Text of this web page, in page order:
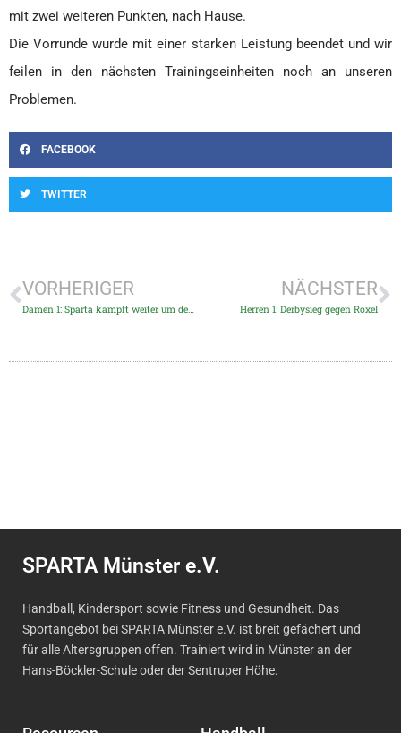
mit zwei weiteren Punkten, nach Hause.
Die Vorrunde wurde mit einer starken Leistung beendet und wir
feilen in den nächsten Trainingseinheiten noch an unseren
Problemen.
FACEBOOK
TWITTER
VORHERIGER
Damen 1: Sparta kämpft weiter um den ersten Saisonsieg
NÄCHSTER
Herren 1: Derbysieg gegen Roxel
SPARTA Münster e.V.
Handball, Kindersport sowie Fitness und Gesundheit. Das
Sportangebot bei SPARTA Münster e.V. ist breit gefächert und
für alle Altersgruppen offen. Trainiert wird in Münster an der
Hans-Böckler-Schule oder der Sentruper Höhe.